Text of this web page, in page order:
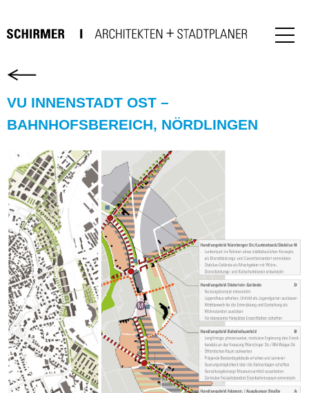
VU INNENSTADT OST –
BAHNHOFSBEREICH, NÖRDLINGEN